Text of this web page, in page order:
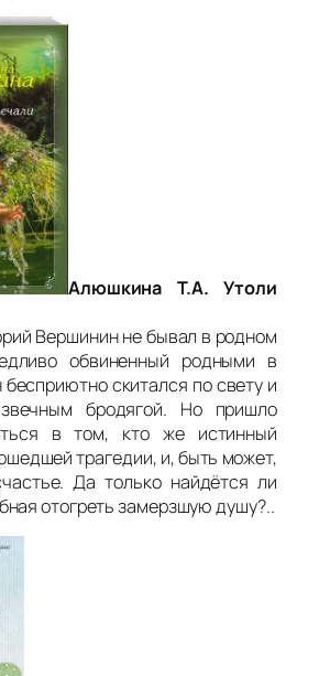
Алюшкина Т.А. Утоли
Вершинин не бывал в родном
обвиненный родными в
скитался по свету и
бродягой. Но пришло
в том, кто же истинный
трагедии, и, быть может,
Да только найдётся ли
отогреть замерзшую душу?..